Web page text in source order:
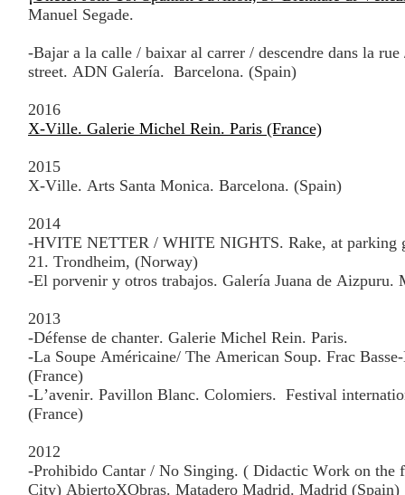
Manuel Segade.
-Bajar a la calle / baixar al carrer / descendre dans la
street. ADN Galería. Barcelona. (Spain)
2016
X-Ville. Galerie Michel Rein. Paris (France)
2015
X-Ville. Arts Santa Monica. Barcelona. (Spain)
2014
-HVITE NETTER / WHITE NIGHTS. Rake, at parking
21. Trondheim, (Norway)
-El porvenir y otros trabajos. Galería Juana de Aizpuru.
2013
-Défense de chanter. Galerie Michel Rein. Paris.
-La Soupe Américaine/ The American Soup. Frac
(France)
-L’avenir. Pavillon Blanc. Colomiers. Festival
(France)
2012
-Prohibido Cantar / No Singing. ( Didactic Work on the
City) AbiertoXObras. Matadero Madrid. Madrid (Spain)